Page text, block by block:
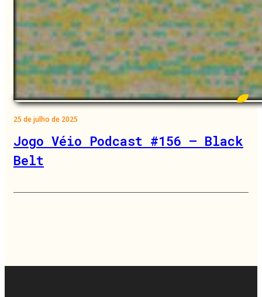
25 de julho de 2025
Jogo Véio Podcast #156 – Black
Belt